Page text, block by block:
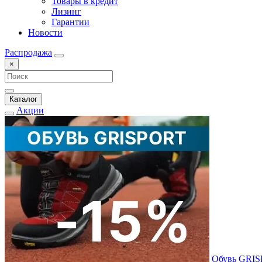
Лизинг
Гарантии
Новости
Распродажа
×
Каталог
Акции
Обувь